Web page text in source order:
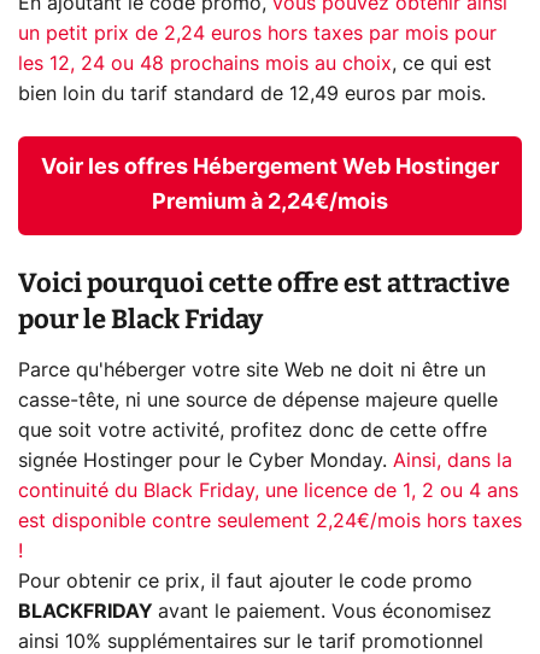
un petit prix de 2,24 euros hors taxes par mois pour
les 12, 24 ou 48 prochains mois au choix, ce qui est
bien loin du tarif standard de 12,49 euros par mois.
Voir les offres Hébergement Web Hostinger
Premium à 2,24€/mois
Voici pourquoi cette offre est attractive
pour le Black Friday
Parce qu'héberger votre site Web ne doit ni être un
casse-tête, ni une source de dépense majeure quelle
que soit votre activité, profitez donc de cette offre
signée Hostinger pour le Cyber Monday. Ainsi, dans la
continuité du Black Friday, une licence de 1, 2 ou 4 ans
est disponible contre seulement 2,24€/mois hors taxes
!
Pour obtenir ce prix, il faut ajouter le code promo
BLACKFRIDAY avant le paiement. Vous économisez
ainsi 10% supplémentaires sur le tarif promotionnel